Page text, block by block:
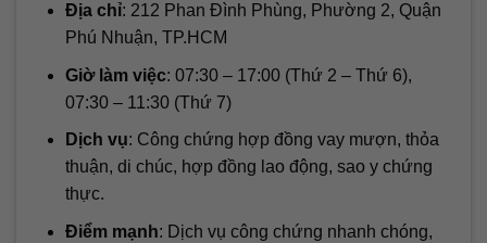
Địa chỉ: 212 Phan Đình Phùng, Phường 2, Quận
Phú Nhuận, TP.HCM
Giờ làm việc: 07:30 – 17:00 (Thứ 2 – Thứ 6),
07:30 – 11:30 (Thứ 7)
Dịch vụ: Công chứng hợp đồng vay mượn, thỏa
thuận, di chúc, hợp đồng lao động, sao y chứng
thực.
Điểm mạnh: Dịch vụ công chứng nhanh chóng,